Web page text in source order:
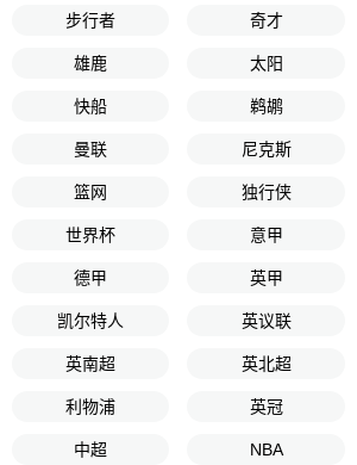
步行者 奇才
雄鹿 太阳
快船 鹈鹕
曼联 尼克斯
篮网 独行侠
世界杯 意甲
德甲 英甲
凯尔特人 英议联
英南超 英北超
利物浦 英冠
中超 NBA